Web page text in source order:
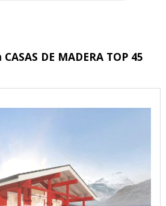
CASAS DE MADERA TOP 45